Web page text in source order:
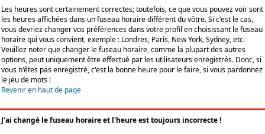
Les heures sont certainement correctes; toutefois, ce que vous pouvez voir sont
les heures affichées dans un fuseau horaire différent du vôtre. Si c'est le cas,
vous devriez changer vos préférences dans votre profil en choisissant le fuseau
horaire qui vous convient, exemple : Londres, Paris, New York, Sydney, etc.
Veuillez noter que changer le fuseau horaire, comme la plupart des autres
options, peut uniquement être effectué par les utilisateurs enregistrés. Donc, si
vous n'êtes pas enregistré, c'est la bonne heure pour le faire, si vous pardonnez
le jeu de mots !
Revenir en haut de page
J'ai changé le fuseau horaire et l'heure est toujours incorrecte !